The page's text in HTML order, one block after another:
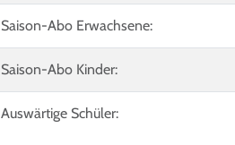
Saison-Abo Erwachsene:
Saison-Abo Kinder:
Auswärtige Schüler: